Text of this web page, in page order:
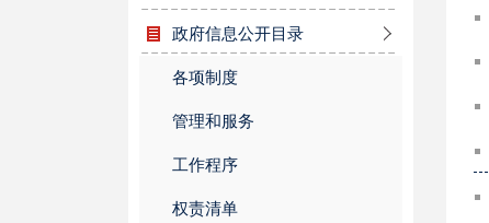
政府信息公开目录
各项制度
管理和服务
工作程序
权责清单